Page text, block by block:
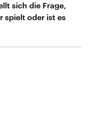
sich die Frage,
spielt oder ist es